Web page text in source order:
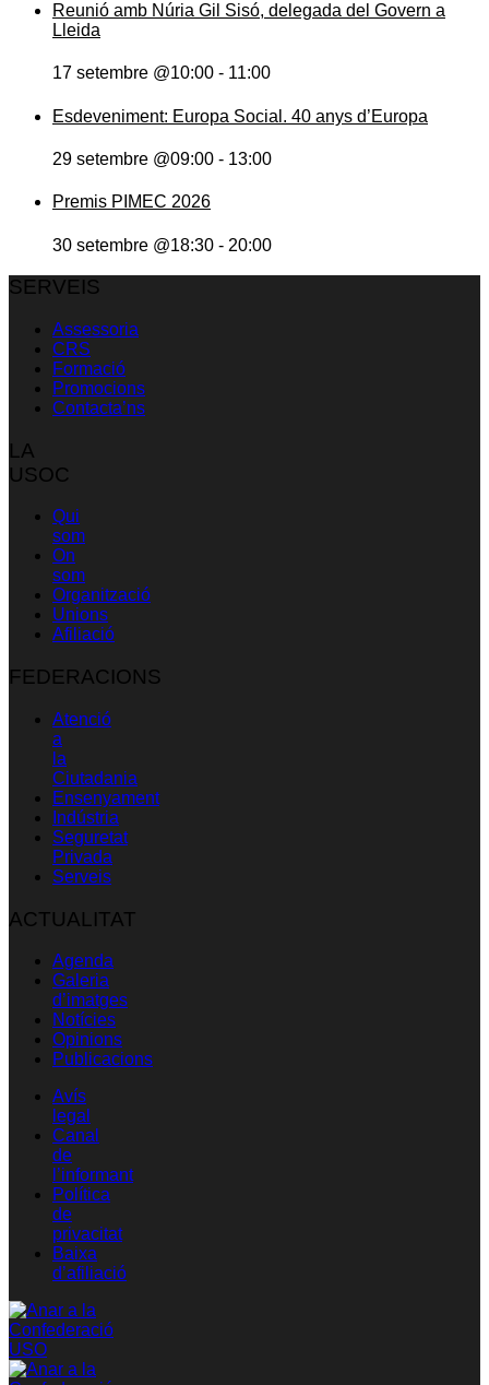
Reunió amb Núria Gil Sisó, delegada del Govern a
Lleida
17 setembre @10:00 - 11:00
Esdeveniment: Europa Social. 40 anys d’Europa
29 setembre @09:00 - 13:00
Premis PIMEC 2026
30 setembre @18:30 - 20:00
SERVEIS
Assessoria
CRS
Formació
Promocions
Contacta’ns
LA
USOC
Qui
som
On
som
Organització
Unions
Afiliació
FEDERACIONS
Atenció
a
la
Ciutadania
Ensenyament
Indústria
Seguretat
Privada
Serveis
ACTUALITAT
Agenda
Galeria
d’imatges
Notícies
Opinions
Publicacions
Avís
legal
Canal
de
l’informant
Política
de
privacitat
Baixa
d’afiliació